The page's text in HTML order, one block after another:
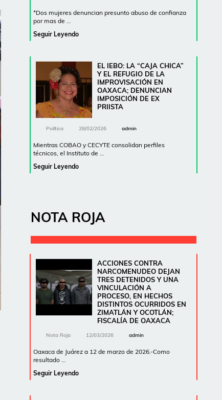
*Dos mujeres denuncian presunto abuso de confianza
por mas de …
Seguir Leyendo
EL IEBO: LA “CAJA CHICA”
Y EL REFUGIO DE LA
IMPROVISACIÓN EN
OAXACA; DENUNCIAN
IMPOSICIÓN DE EX
PRIISTA
Política 28/02/2026 admin
Mientras COBAO y CECYTE consolidan perfiles
técnicos, el Instituto de …
Seguir Leyendo
NOTA ROJA
ACCIONES CONTRA
NARCOMENUDEO DEJAN
TRES DETENIDOS Y UNA
VINCULACIÓN A
PROCESO, EN HECHOS
DISTINTOS OCURRIDOS EN
ZIMATLÁN Y OCOTLÁN;
FISCALÍA DE OAXACA
Nota Roja 12/03/2026 admin
Oaxaca de Juárez a 12 de marzo de 2026.-Como
resultado …
Seguir Leyendo